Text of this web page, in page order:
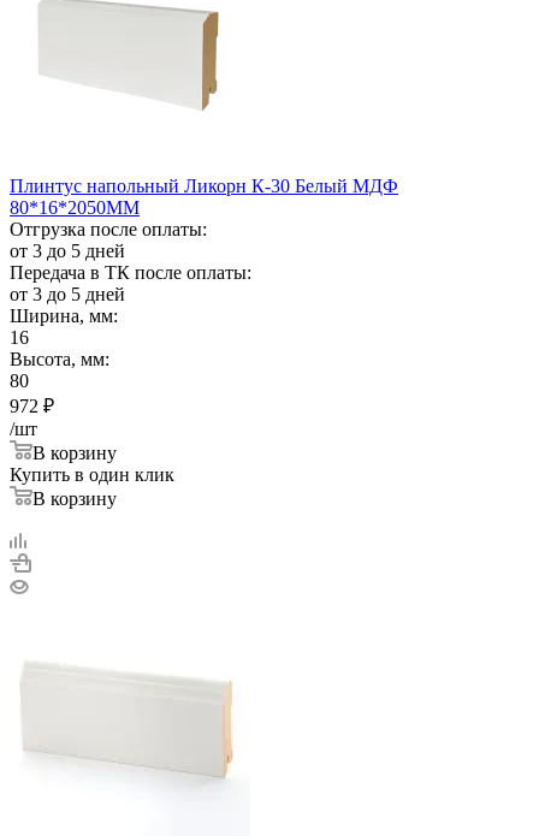
Плинтус напольный Ликорн К-30 Белый МДФ
80*16*2050ММ
Отгрузка после оплаты:
от 3 до 5 дней
Передача в ТК после оплаты:
от 3 до 5 дней
Ширина, мм:
16
Высота, мм:
80
972 ₽
/шт
В корзину
Купить в один клик
В корзину